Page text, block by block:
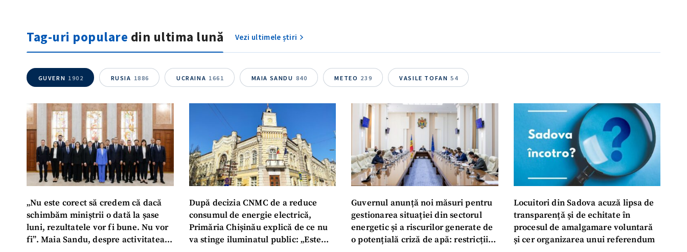
Tag-uri populare din ultima lună Vezi ultimele știri
GUVERN 1902 RUSIA 1886 UCRAINA 1661 MAIA SANDU 840 METEO 239 VASILE TOFAN 54
„Nu este corect să credem că dacă
schimbăm miniștrii o dată la șase
luni, rezultatele vor fi bune. Nu vor
fi”. Maia Sandu, despre activitatea
După decizia CNMC de a reduce
consumul de energie electrică,
Primăria Chișinău explică de ce nu
va stinge iluminatul public: „Este
Guvernul anunță noi măsuri pentru
gestionarea situației din sectorul
energetic și a riscurilor generate de
o potențială criză de apă: restricții
Locuitori din Sadova acuză lipsa de
transparență și de echitate în
procesul de amalgamare voluntară
și cer organizarea unui referendum